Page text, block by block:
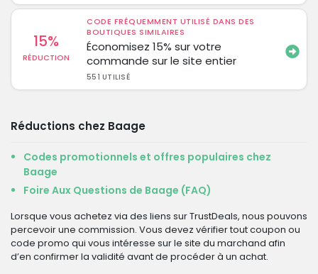
15%
RÉDUCTION
CODE FRÉQUEMMENT UTILISÉ DANS DES
BOUTIQUES SIMILAIRES
Économisez 15% sur votre
commande sur le site entier
551 UTILISÉ
Réductions chez Baage
Codes promotionnels et offres populaires chez
Baage
Foire Aux Questions de Baage (FAQ)
Lorsque vous achetez via des liens sur TrustDeals, nous pouvons
percevoir une commission. Vous devez vérifier tout coupon ou
code promo qui vous intéresse sur le site du marchand afin
d’en confirmer la validité avant de procéder à un achat.